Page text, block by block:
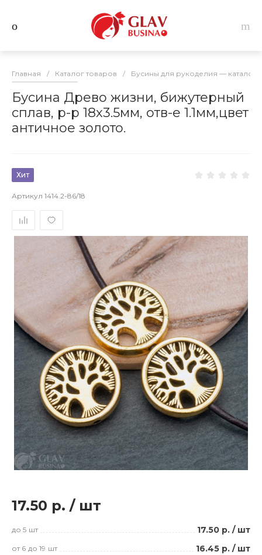
Главная / Каталог товаров / Бусины для рукоделия — каталог
Бусина Древо жизни, бижутерный
сплав, р-р 18х3.5мм, отв-е 1.1мм,цвет
античное золото.
Хит
Артикул 1414.2-86/18
17.50 р. / шт
до 5 шт 17.50 р. / шт
от 6 до 19 шт 16.45 р. / шт